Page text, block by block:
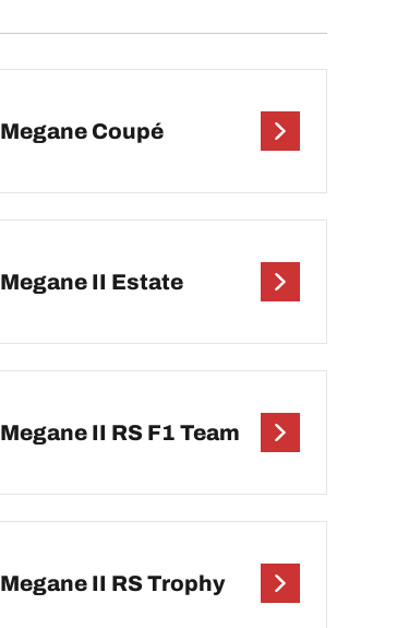
Megane Coupé
Megane II Estate
Megane II RS F1 Team
Megane II RS Trophy